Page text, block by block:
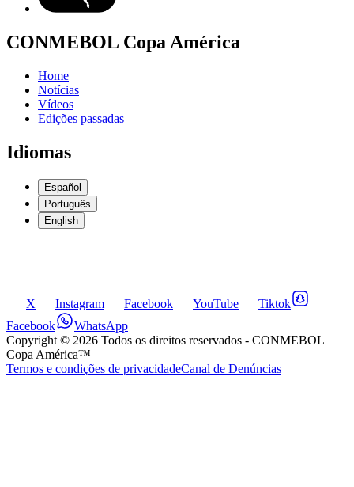
CONMEBOL Copa América
Home
Notícias
Vídeos
Edições passadas
Idiomas
Español
Português
English
X Instagram Facebook YouTube
Tiktok
Facebook
WhatsApp
Copyright © 2026 Todos os direitos reservados - CONMEBOL
Copa América™
Termos e condições de privacidadeCanal de Denúncias